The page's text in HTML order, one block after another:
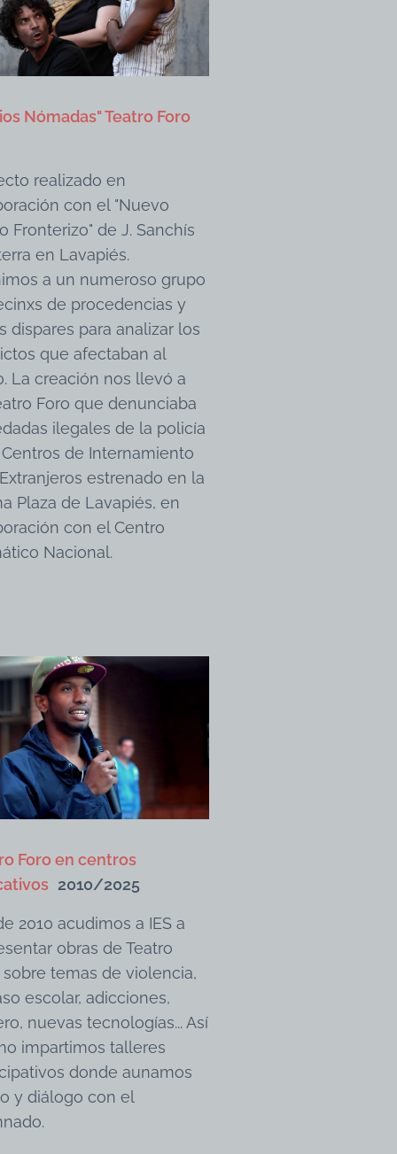
Nómadas" Teatro Foro
realizado en
con el "Nuevo
Fronterizo" de J. Sanchís
en Lavapiés.
a un numeroso grupo
de procedencias y
dispares para analizar los
que afectaban al
La creación nos llevó a
Foro que denunciaba
ilegales de la policía
de Internamiento
estrenado en la
Plaza de Lavapiés, en
con el Centro
Nacional.
Foro en centros
2010/2025
2010 acudimos a IES a
obras de Teatro
sobre temas de violencia,
escolar, adicciones,
nuevas tecnologías... Así
impartimos talleres
donde aunamos
y diálogo con el